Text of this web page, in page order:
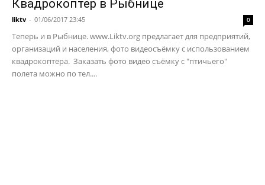
Квадрокоптер в Рыбнице
liktv - 01/06/2017 23:45 0
Теперь и в Рыбнице. www.Liktv.org предлагает для предприятий,
организаций и населения, фото видеосъёмку с использованием
квадрокоптера. Заказать фото видео съёмку с "птичьего"
полета можно по тел....